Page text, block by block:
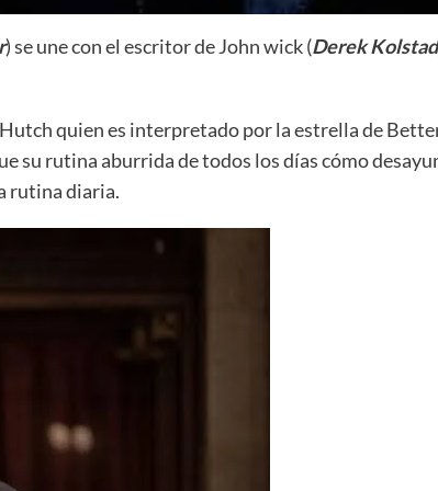
) se une con el escritor de John wick (Derek Kolstad
quien es interpretado por la estrella de
rutina aburrida de todos los días cómo
rutina diaria.